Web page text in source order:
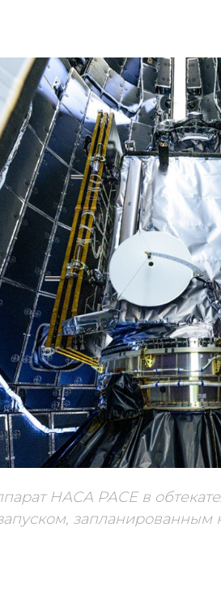
НАСА PACE в
запланированным